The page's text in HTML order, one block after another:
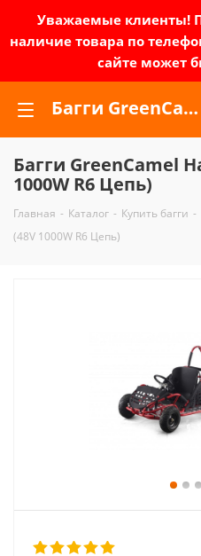
Уважаемые клиенты!
наличие товара по
сайте может
Багги GreenCamel Намиб T005 (48V 1000W R6 Цепь) | Зел-мото
Багги GreenCamel
1000W R6 Цепь)
Главная - Каталог - Купить багги -
(48V 1000W R6 Цепь)